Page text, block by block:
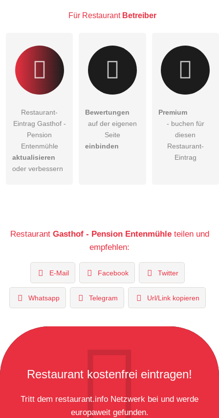
Für Restaurant Betreiber
Restaurant-
Eintrag Gasthof -
Pension
Entenmühle
aktualisieren
oder verbessern
Bewertungen
auf der eigenen
Seite
einbinden
Premium
- buchen für
diesen
Restaurant-
Eintrag
Restaurant Gasthof - Pension Entenmühleteilen und
empfehlen:
E-Mail Facebook Twitter
Whatsapp Telegram Url/Link kopieren
Restaurant kostenfrei eintragen!
Tritt dem restaurant.info Netzwerk bei und werde
europaweit gefunden.